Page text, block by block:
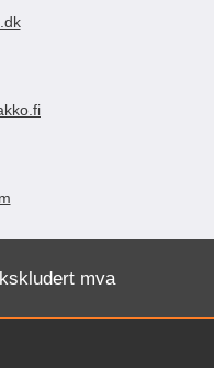
mva
informasjon og